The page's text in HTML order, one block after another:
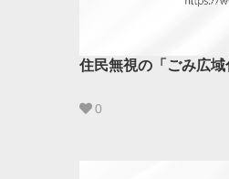
住民無視の「ごみ広域
0